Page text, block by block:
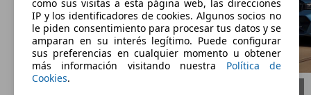
como sus visitas a esta página web, las direcciones
IP y los identificadores de cookies. Algunos socios no
le piden consentimiento para procesar tus datos y se
amparan en su interés legítimo. Puede configurar
sus preferencias en cualquier momento u obtener
más información visitando nuestra Política de
Cookies.